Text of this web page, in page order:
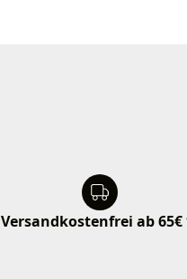
Versandkostenfrei ab 65€